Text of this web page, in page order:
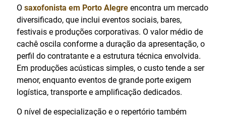
O saxofonista em Porto Alegre encontra um mercado
diversificado, que inclui eventos sociais, bares,
festivais e produções corporativas. O valor médio de
cachê oscila conforme a duração da apresentação, o
perfil do contratante e a estrutura técnica envolvida.
Em produções acústicas simples, o custo tende a ser
menor, enquanto eventos de grande porte exigem
logística, transporte e amplificação dedicados.
O nível de especialização e o repertório também